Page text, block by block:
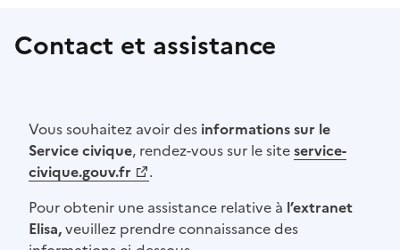
Contact et assistance
Vous souhaitez avoir des informations sur le
Service civique, rendez-vous sur le siteservice-
civique.gouv.fr
.
Pour obtenir une assistance relative à l’extranet
Elisa,veuillez prendre connaissance des